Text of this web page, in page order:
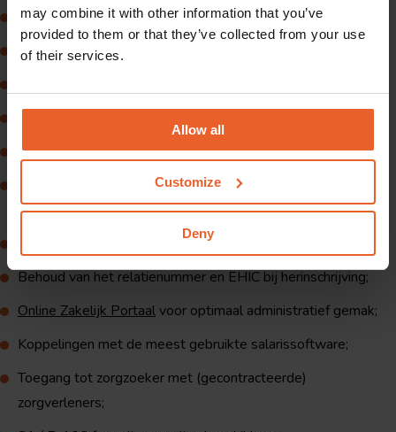
may combine it with other information that you’ve
provided to them or that they’ve collected from your use
of their services.
Allow all
Customize
Deny
Scherpe dagpremie;
Maandelijks achteraf een digitale factuur;
Diversedocumenten in verschillende talen;
Mijn HollandZorg voor uw flexmigranten waar documenten
klaar staan;
EHIC en polis binnen vijf werkdagen digitaal beschikbaar;
Behoud van het relatienummer en EHIC bij herinschrijving;
Online Zakelijk Portaalvoor optimaal administratief gemak;
Koppelingen met de meest gebruikte salarissoftware;
Toegang tot zorgzoeker met (gecontracteerde)
zorgverleners;